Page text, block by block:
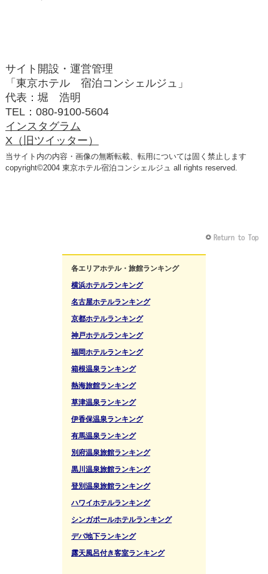
サイト開設・運営管理
「東京ホテル 宿泊コンシェルジュ」
代表：堀 浩明
TEL：080‐9100‐5604
インスタグラム
X（旧ツイッター）
当サイト内の内容・画像の無断転載、転用については固く禁止します
copyright©2004 東京ホテル宿泊コンシェルジュ all rights reserved.
各エリアホテル・旅館ランキング
横浜ホテルランキング
名古屋ホテルランキング
京都ホテルランキング
神戸ホテルランキング
福岡ホテルランキング
箱根温泉ランキング
熱海旅館ランキング
草津温泉ランキング
伊香保温泉ランキング
有馬温泉ランキング
別府温泉旅館ランキング
黒川温泉旅館ランキング
登別温泉旅館ランキング
ハワイホテルランキング
シンガポールホテルランキング
デパ地下ランキング
露天風呂付き客室ランキング